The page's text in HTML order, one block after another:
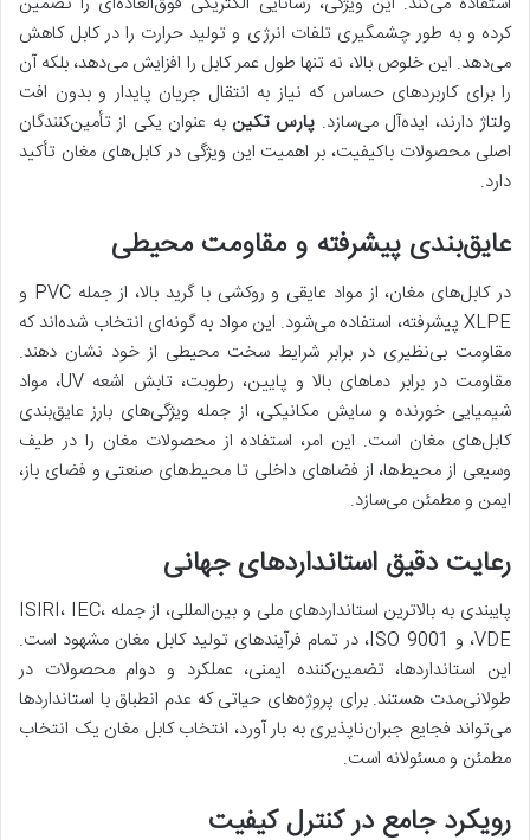
کرده و به طور چشمگیری تلفات انرژی و تولید حرارت را در کابل کاهش
می‌دهد. این خلوص بالا، نه تنها طول عمر کابل را افزایش می‌دهد، بلکه آن
را برای کاربردهای حساس که نیاز به انتقال جریان پایدار و بدون افت
ولتاژ دارند، ایده‌آل می‌سازد. پارس تکین به عنوان یکی از تأمین‌کنندگان
اصلی محصولات باکیفیت، بر اهمیت این ویژگی در کابل‌های مغان تأکید
دارد.
عایق‌بندی پیشرفته و مقاومت محیطی
در کابل‌های مغان، از مواد عایقی و روکشی با گرید بالا، از جمله PVC و
XLPE پیشرفته، استفاده می‌شود. این مواد به گونه‌ای انتخاب شده‌اند که
مقاومت بی‌نظیری در برابر شرایط سخت محیطی از خود نشان دهند.
مقاومت در برابر دماهای بالا و پایین، رطوبت، تابش اشعه UV، مواد
شیمیایی خورنده و سایش مکانیکی، از جمله ویژگی‌های بارز عایق‌بندی
کابل‌های مغان است. این امر، استفاده از محصولات مغان را در طیف
وسیعی از محیط‌ها، از فضاهای داخلی تا محیط‌های صنعتی و فضای باز،
ایمن و مطمئن می‌سازد.
رعایت دقیق استانداردهای جهانی
پایبندی به بالاترین استانداردهای ملی و بین‌المللی، از جمله ISIRI، IEC،
VDE، و ISO 9001، در تمام فرآیندهای تولید کابل مغان مشهود است.
این استانداردها، تضمین‌کننده ایمنی، عملکرد و دوام محصولات در
طولانی‌مدت هستند. برای پروژه‌های حیاتی که عدم انطباق با استانداردها
می‌تواند فجایع جبران‌ناپذیری به بار آورد، انتخاب کابل مغان یک انتخاب
مطمئن و مسئولانه است.
رویکرد جامع در کنترل کیفیت